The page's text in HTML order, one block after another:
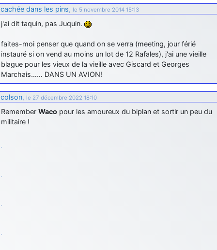
cachée dans les pins, le 5 novembre 2014 15:13
j'ai dit taquin, pas Juquin.
faites-moi penser que quand on se verra (meeting, jour férié
instauré si on vend au moins un lot de 12 Rafales), j'ai une vieille
blague pour les vieux de la vieille avec Giscard et Georges
Marchais…… DANS UN AVION!
colson, le 27 décembre 2022 18:10
Remember Waco pour les amoureux du biplan et sortir un peu du
militaire !